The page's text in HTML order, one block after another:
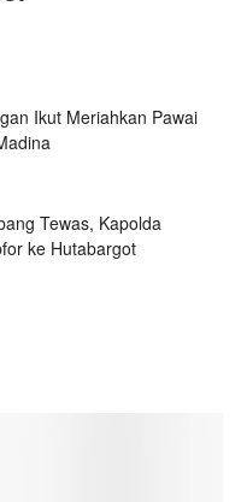
Ikut Meriahkan Pawai
Tewas, Kapolda
ke Hutabargot